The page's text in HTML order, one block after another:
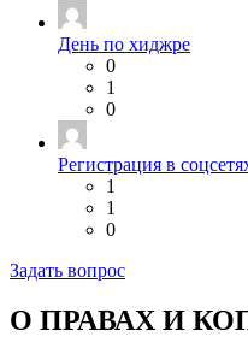
День по хиджре
0
1
0
Регистрация в
1
1
0
Задать вопрос
О ПРАВАХ И